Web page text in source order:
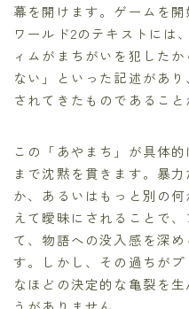
幕を開けます。ゲームを
ワールド2のテキストには
ィムがまちがいを犯した
ない」といった記述があ
されてきたものであること
この「あやまち」が具体
まで沈黙を貫きます。暴
か、あるいはもっと別の
えて曖昧にされることで
て、物語への没入感を深
す。しかし、その過ちが
なほどの決定的な亀裂を